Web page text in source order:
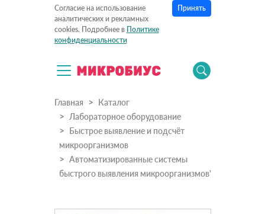
Согласие на использование
аналитических и рекламных
cookies. Подробнее в Политике
конфиденциальности
Принять
Главная
Каталог
Лабораторное оборудование
Быстрое выявление и подсчёт
микроорганизмов
Автоматизированные системы
быстрого выявления микроорганизмов'